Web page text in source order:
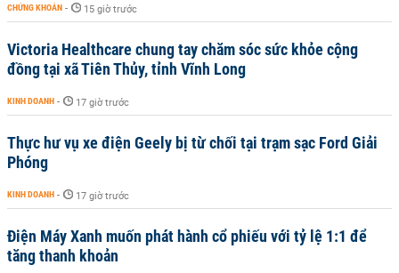
CHỨNG KHOÁN - 15 giờ trước
Victoria Healthcare chung tay chăm sóc sức khỏe cộng
đồng tại xã Tiên Thủy, tỉnh Vĩnh Long
KINH DOANH - 17 giờ trước
Thực hư vụ xe điện Geely bị từ chối tại trạm sạc Ford Giải
Phóng
KINH DOANH - 17 giờ trước
Điện Máy Xanh muốn phát hành cổ phiếu với tỷ lệ 1:1 để
tăng thanh khoản